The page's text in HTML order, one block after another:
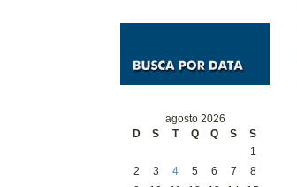
agosto 2026
D
S T Q Q S S
1
2
3 4 5 6 7
8